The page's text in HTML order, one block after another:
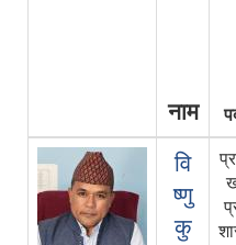
नाम
वि
ष्णु
कु